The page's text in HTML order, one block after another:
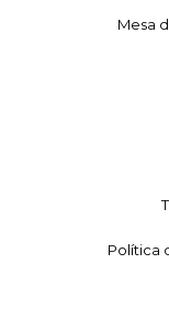
Mesa
Política